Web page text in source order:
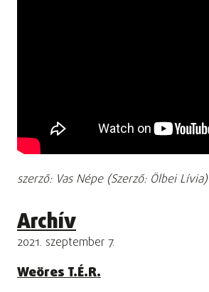
szerző: Vas Népe (Szerző: Ölbei Lívia)
Archív
2021. szeptember 7.
Weöres T.É.R.